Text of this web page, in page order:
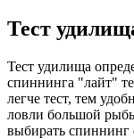
Тест
Тест удилища
спиннинга "лайт"
легче тест, тем
ловли большой
выбирать спиннинг